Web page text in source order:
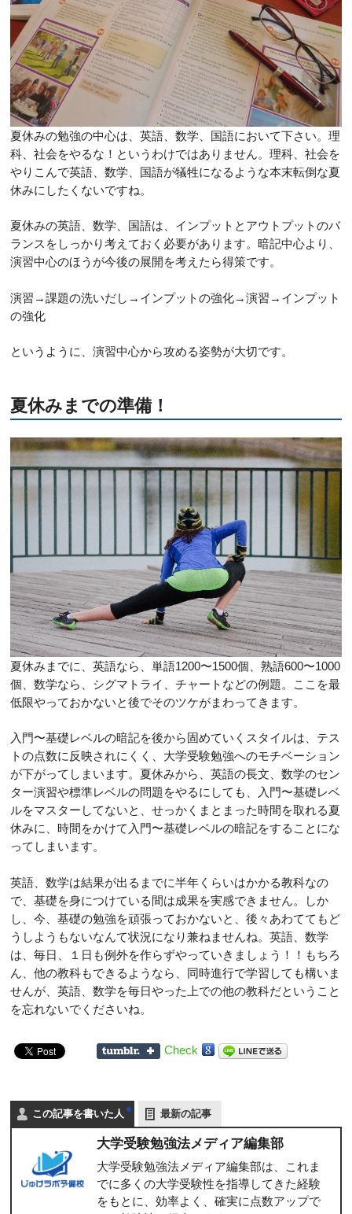
夏休みの勉強の中心は、英語、数学、国語において下さい。理
科、社会をやるな！というわけではありません。理科、社会を
やりこんで英語、数学、国語が犠牲になるような本末転倒な夏
休みにしたくないですね。
夏休みの英語、数学、国語は、インプットとアウトプットのバ
ランスをしっかり考えておく必要があります。暗記中心より、
演習中心のほうが今後の展開を考えたら得策です。
演習→課題の洗いだし→インプットの強化→演習→インプット
の強化
というように、演習中心から攻める姿勢が大切です。
夏休みまでの準備！
夏休みまでに、英語なら、単語1200〜1500個、熟語600〜1000
個、数学なら、シグマトライ、チャートなどの例題。ここを最
低限やっておかないと後でそのツケがまわってきます。
入門〜基礎レベルの暗記を後から固めていくスタイルは、テス
トの点数に反映されにくく、大学受験勉強へのモチベーション
が下がってしまいます。夏休みから、英語の長文、数学のセン
ター演習や標準レベルの問題をやるにしても、入門〜基礎レベ
ルをマスターしてないと、せっかくまとまった時間を取れる夏
休みに、時間をかけて入門〜基礎レベルの暗記をすることにな
ってしまいます。
英語、数学は結果が出るまでに半年くらいはかかる教科なの
で、基礎を身につけている間は成果を実感できません。しか
し、今、基礎の勉強を頑張っておかないと、後々あわててもど
うしようもないなんて状況になり兼ねませんね。英語、数学
は、毎日、１日も例外を作らずやっていきましょう！！もちろ
ん、他の教科もできるようなら、同時進行で学習しても構いま
せんが、英語、数学を毎日やった上での他の教科だということ
を忘れないでくださいね。
Check
この記事を書いた人 最新の記事
大学受験勉強法メディア編集部
大学受験勉強法メディア編集部は、これま
でに多くの大学受験性を指導してきた経験
をもとに、効率よく、確実に点数アップで